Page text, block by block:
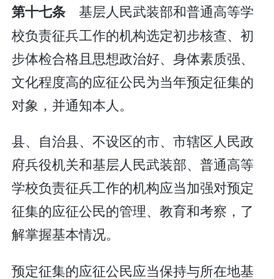
第十七条 基层人民武装部和普通高等学
校负责征兵工作的机构选定初步核查、初
步体检合格且思想政治好、身体素质强、
文化程度高的应征公民为当年预定征集的
对象，并通知本人。
县、自治县、不设区的市、市辖区人民政
府兵役机关和基层人民武装部、普通高等
学校负责征兵工作的机构应当加强对预定
征集的应征公民的管理、教育和考察，了
解掌握基本情况。
预定征集的应征公民应当保持与所在地基